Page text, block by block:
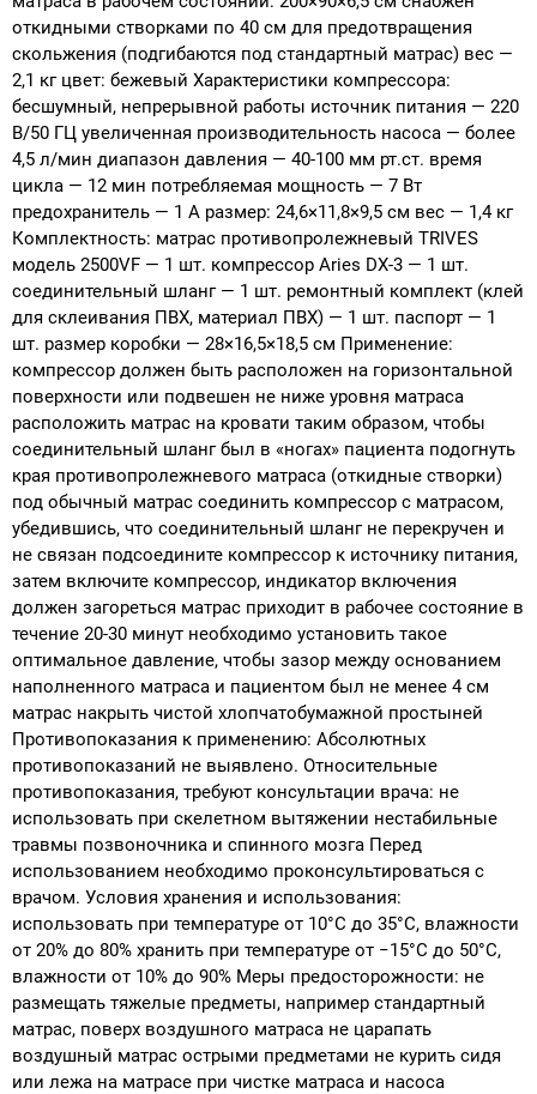
откидными створками по 40 см для предотвращения
скольжения (подгибаются под стандартный матрас) вес —
2,1 кг цвет: бежевый Характеристики компрессора:
бесшумный, непрерывной работы источник питания — 220
В/50 ГЦ увеличенная производительность насоса — более
4,5 л/мин диапазон давления — 40-100 мм рт.ст. время
цикла — 12 мин потребляемая мощность — 7 Вт
предохранитель — 1 А размер: 24,6×11,8×9,5 см вес — 1,4 кг
Комплектность: матрас противопролежневый TRIVES
модель 2500VF — 1 шт. компрессор Aries DX-3 — 1 шт.
соединительный шланг — 1 шт. ремонтный комплект (клей
для склеивания ПВХ, материал ПВХ) — 1 шт. паспорт — 1
шт. размер коробки — 28×16,5×18,5 см Применение:
компрессор должен быть расположен на горизонтальной
поверхности или подвешен не ниже уровня матраса
расположить матрас на кровати таким образом, чтобы
соединительный шланг был в «ногах» пациента подогнуть
края противопролежневого матраса (откидные створки)
под обычный матрас соединить компрессор с матрасом,
убедившись, что соединительный шланг не перекручен и
не связан подсоедините компрессор к источнику питания,
затем включите компрессор, индикатор включения
должен загореться матрас приходит в рабочее состояние в
течение 20-30 минут необходимо установить такое
оптимальное давление, чтобы зазор между основанием
наполненного матраса и пациентом был не менее 4 см
матрас накрыть чистой хлопчатобумажной простыней
Противопоказания к применению: Абсолютных
противопоказаний не выявлено. Относительные
противопоказания, требуют консультации врача: не
использовать при скелетном вытяжении нестабильные
травмы позвоночника и спинного мозга Перед
использованием необходимо проконсультироваться с
врачом. Условия хранения и использования:
использовать при температуре от 10°C до 35°C, влажности
от 20% до 80% хранить при температуре от −15°C до 50°C,
влажности от 10% до 90% Меры предосторожности: не
размещать тяжелые предметы, например стандартный
матрас, поверх воздушного матраса не царапать
воздушный матрас острыми предметами не курить сидя
или лежа на матрасе при чистке матраса и насоса